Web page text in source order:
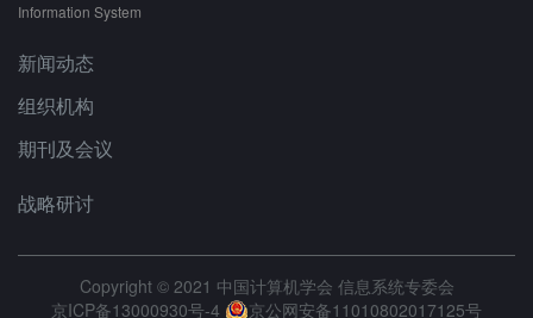
Information System
新闻动态
组织机构
期刊及会议
战略研讨
Copyright © 2021 中国计算机学会 信息系统专委会
京ICP备13000930号-4
京公网安备11010802017125号